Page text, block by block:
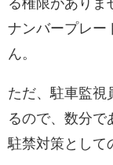
る権限がありま
ナンバープレー
ん。
ただ、駐車監視
るので、数分で
駐禁対策として